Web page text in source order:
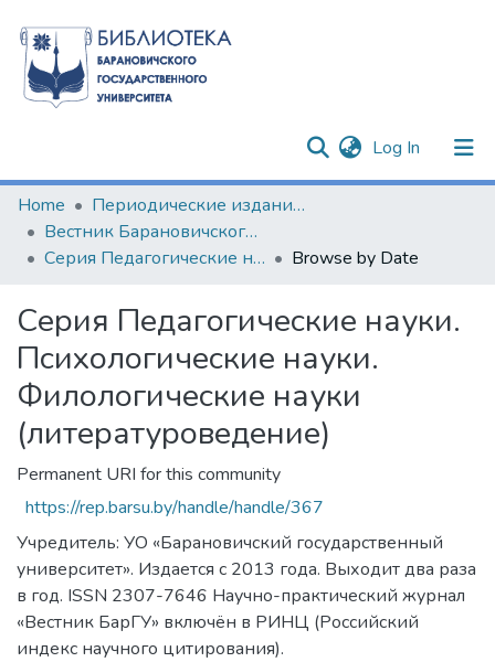
Log In (current)
Communities & Collections
All of DSpace
Home
Периодические издания БарГУ
Вестник Барановичского государственного университета
Серия Педагогические науки. Психологические науки. Филологические науки (литературоведение)
Browse by Date
Серия Педагогические науки.
Психологические науки.
Филологические науки
(литературоведение)
Permanent URI for this community
https://rep.barsu.by/handle/handle/367
Учредитель: УО «Барановичский государственный
университет». Издается с 2013 года. Выходит два раза
в год. ISSN 2307-7646 Научно-практический журнал
«Вестник БарГУ» включён в РИНЦ (Российский
индекс научного цитирования).